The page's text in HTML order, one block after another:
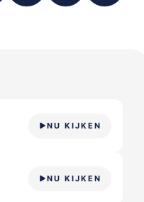
NU KIJKEN
NU KIJKEN